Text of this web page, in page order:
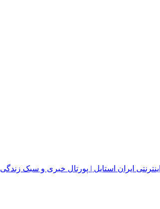
ایران استایل | پورتال خبری و سبک زندگی